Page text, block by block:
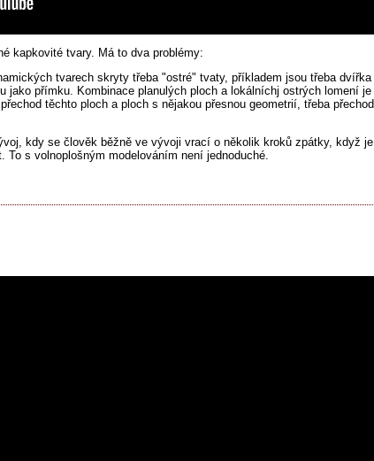
kapkovité tvary. Má to dva problémy:
tvarech skryty třeba "ostré" tvaty, příkladem jsou třeba dvířka
jako přímku. Kombinace planulých ploch a lokálníchj ostrých lomení je
těchto ploch a ploch s nějakou přesnou geometrií, třeba přechod
kdy se člověk běžně ve vývoji vrací o několik kroků zpátky, když je
To s volnoplošným modelováním není jednoduché.